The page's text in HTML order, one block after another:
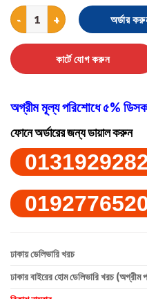
Double Layer Lace
অর্ডার
কার্টে যোগ করুন
অগ্রীম মূল্য পরিশোধে ৫%
ফোনে অর্ডারের জন্য ডায়াল করুন
ঢাকায় ডেলিভারি খরচ
ঢাকার বাইরের হোম ডেলিভারি খরচ (অগ্রীম